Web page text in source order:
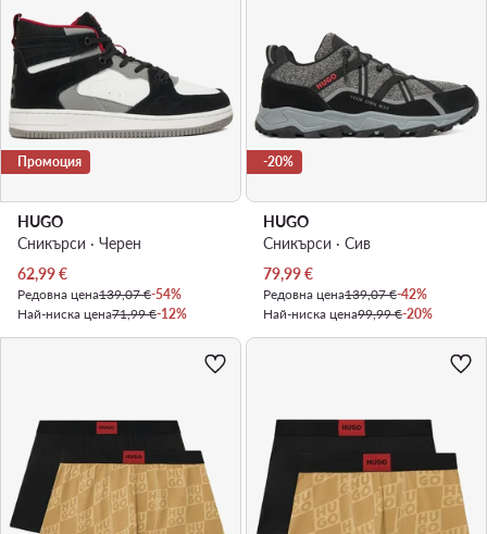
Промоция
HUGO
Сникърси · Черен
Актуална цена
62,99€
Редовна цена139,07 €-54%
Най-ниска цена71,99 €-12%
-20%
HUGO
Сникърси · Сив
Актуална цена
79,99€
Редовна цена139,07 €-42%
Най-ниска цена99,99 €-20%